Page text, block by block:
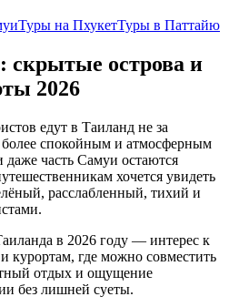
Туры на ПхукетТуры в Паттайю
скрытые острова и
2026
едут в Таиланд не за
спокойным и атмосферным
часть Самуи остаются
хочется увидеть
расслабленный, тихий и
в 2026 году — интерес к
курортам, где можно совместить
отдых и ощущение
без лишней суеты.